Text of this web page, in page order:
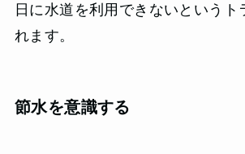
日に水道を利用できないというト
れます。
節水を意識する